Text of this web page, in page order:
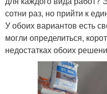
Ремонт в
трехкомнатной
квартире
сотни раз, но прийти к
У обоих вариантов есть
могли определиться,
недостатках обоих